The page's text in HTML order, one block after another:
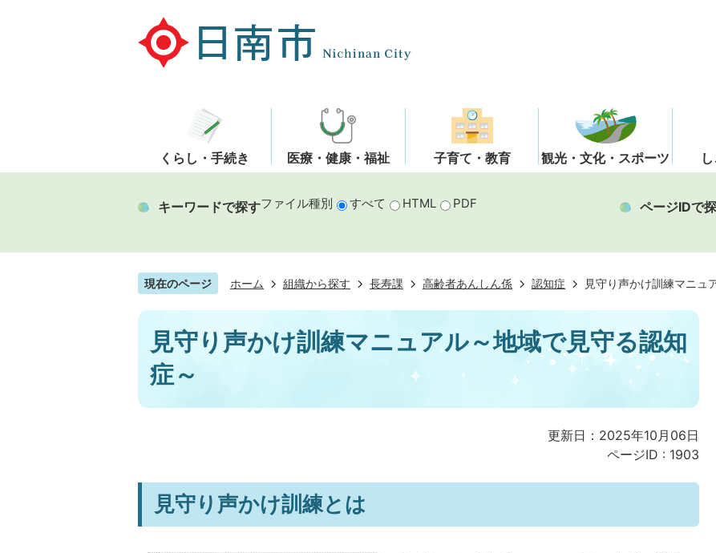
くらし・手続き 医療・健康・福祉 子育て・教育 観光・文化・スポーツ
キーワードで探すファイル種別 すべて HTML PDF ページIDで
現在のページ ホーム 組織から探す 長寿課 高齢者あんしん係 認知症 見守り声かけ訓練マニュ
見守り声かけ訓練マニュアル～地域で見守る認知
症～
更新日：2025年10月06日
ページID : 1903
見守り声かけ訓練とは